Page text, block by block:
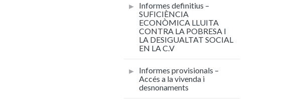
Informes definitius –
SUFICIÈNCIA
ECONÒMICA LLUITA
CONTRA LA POBRESA I
LA DESIGUALTAT SOCIAL
EN LA C.V
Informes provisionals –
Accés a la vivenda i
desnonaments